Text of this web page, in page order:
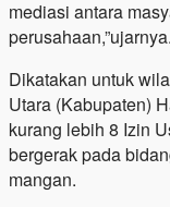
mediasi antara
perusahaan,”ujarnya.
Dikatakan untuk
Utara (Kabupaten)
kurang lebih 8 Izin
bergerak pada
mangan.